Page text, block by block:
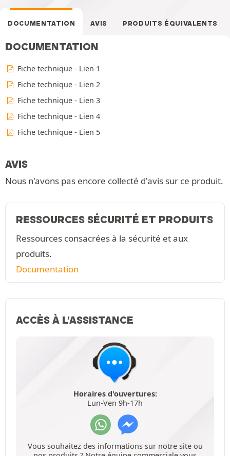
DOCUMENTATION AVIS PRODUITS ÉQUIVALENTS
DOCUMENTATION
Fiche technique - Lien 1
Fiche technique - Lien 2
Fiche technique - Lien 3
Fiche technique - Lien 4
Fiche technique - Lien 5
AVIS
Nous n'avons pas encore collecté d'avis sur ce produit.
RESSOURCES SÉCURITÉ ET PRODUITS
Ressources consacrées à la sécurité et aux
produits.
Documentation
ACCÈS À L'ASSISTANCE
Horaires d'ouvertures:
Lun-Ven 9h-17h
Vous souhaitez des informations sur notre site ou